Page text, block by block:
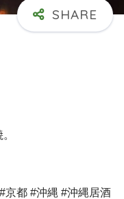
京都 #沖縄 #沖縄居酒